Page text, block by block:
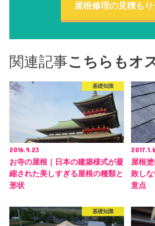
屋根修理の見積もり
関連記事こちらもオ
基礎知識
2016.9.23
お寺の屋根｜日本の建築様式が凝
縮された美しすぎる屋根の種類と
形状
2017.1.6
屋根
敗し
意点
基礎知識